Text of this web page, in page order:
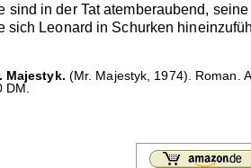
sind in der Tat atemberaubend,
sich Leonard in Schurken
Majestyk. (Mr. Majestyk, 1974). Roman.
DM.